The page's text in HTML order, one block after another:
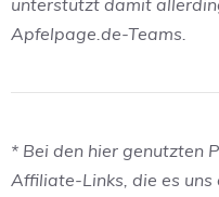
unterstützt damit
Apfelpage.de-Teams.
* Bei den hier genutzten
Affiliate-Links, die es uns